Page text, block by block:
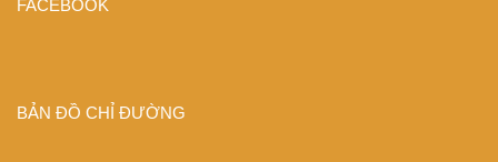
FACEBOOK
BẢN ĐỒ CHỈ ĐƯỜNG